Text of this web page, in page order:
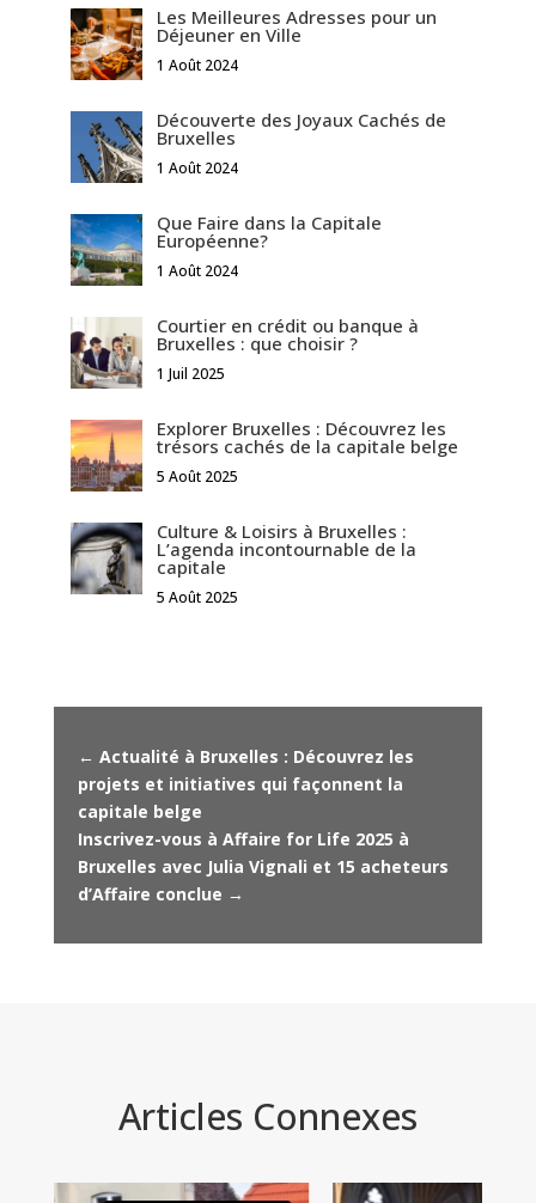
Les Meilleures Adresses pour un
Déjeuner en Ville
1 Août 2024
Découverte des Joyaux Cachés de
Bruxelles
1 Août 2024
Que Faire dans la Capitale
Européenne?
1 Août 2024
Courtier en crédit ou banque à
Bruxelles : que choisir ?
1 Juil 2025
Explorer Bruxelles : Découvrez les
trésors cachés de la capitale belge
5 Août 2025
Culture & Loisirs à Bruxelles :
L’agenda incontournable de la
capitale
5 Août 2025
← Actualité à Bruxelles : Découvrez les
projets et initiatives qui façonnent la
capitale belge
Inscrivez-vous à Affaire for Life 2025 à
Bruxelles avec Julia Vignali et 15 acheteurs
d’Affaire conclue →
Articles Connexes